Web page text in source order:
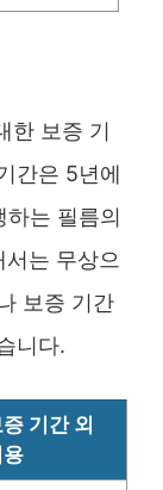
한 보증 기
간은 5년에
는 필름의
는 무상으
보증 기간
니다.
기간 외
용